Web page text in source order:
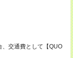
交通費として【QUO